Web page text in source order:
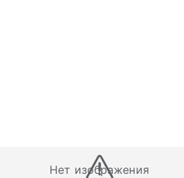
Нет изображения